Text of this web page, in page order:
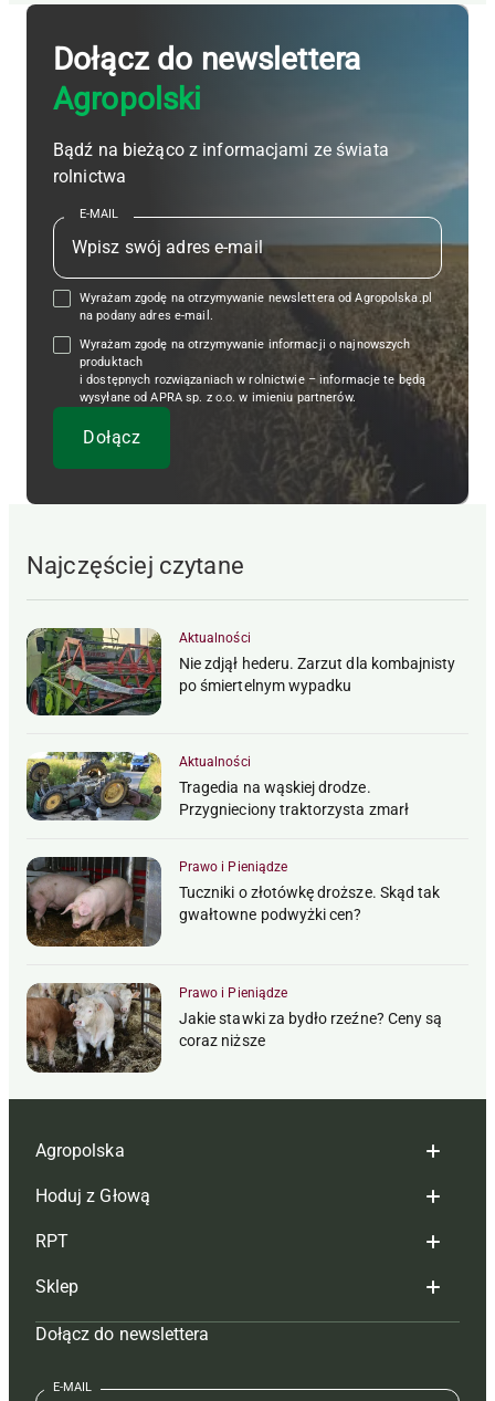
Dołącz do newslettera
Agropolski
Bądź na bieżąco z informacjami ze świata
rolnictwa
E-MAIL
Wyrażam zgodę na otrzymywanie newslettera od Agropolska.pl
na podany adres e-mail.
Wyrażam zgodę na otrzymywanie informacji o najnowszych
produktach
i dostępnych rozwiązaniach w rolnictwie – informacje te będą
wysyłane od APRA sp. z o.o. w imieniu partnerów.
Najczęściej czytane
Aktualności
Nie zdjął hederu. Zarzut dla kombajnisty
po śmiertelnym wypadku
Aktualności
Tragedia na wąskiej drodze.
Przygnieciony traktorzysta zmarł
Prawo i Pieniądze
Tuczniki o złotówkę droższe. Skąd tak
gwałtowne podwyżki cen?
Prawo i Pieniądze
Jakie stawki za bydło rzeźne? Ceny są
coraz niższe
Agropolska
Redakcja
Reklama
Tagi
Mapa serwisu
Kontakt
Hoduj z Głową
Hoduj z głową bydło
Hoduj z głową świnie
Prenumerata
Redakcja
RPT
Redakcja
Prenumerata
Reklama
Sklep
Czasopisma i prenumerata
Książki
Dołącz do newslettera
E-MAIL